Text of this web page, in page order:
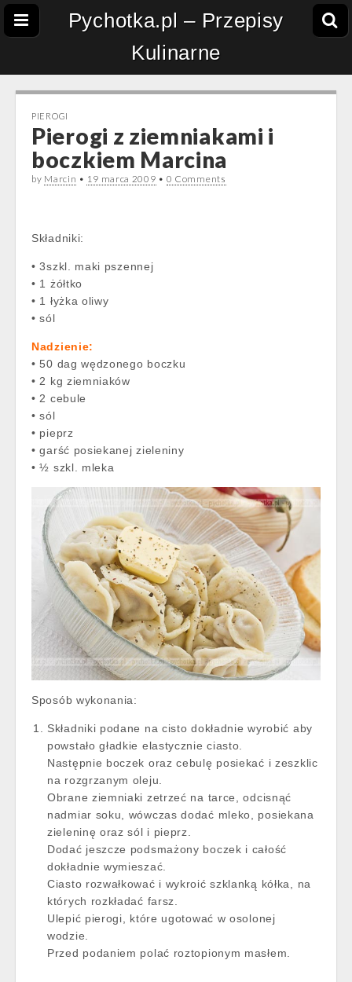
Pychotka.pl – Przepisy
Kulinarne
PIEROGI
Pierogi z ziemniakami i
boczkiem Marcina
by Marcin • 19 marca 2009 • 0 Comments
Składniki:
• 3szkl. maki pszennej
• 1 żółtko
• 1 łyżka oliwy
• sól
Nadzienie:
• 50 dag wędzonego boczku
• 2 kg ziemniaków
• 2 cebule
• sól
• pieprz
• garść posiekanej zieleniny
• ½ szkl. mleka
Sposób wykonania:
Składniki podane na cisto dokładnie wyrobić aby
powstało gładkie elastycznie ciasto.
Następnie boczek oraz cebulę posiekać i zeszklic
na rozgrzanym oleju.
Obrane ziemniaki zetrzeć na tarce, odcisnąć
nadmiar soku, wówczas dodać mleko, posiekana
zieleninę oraz sól i pieprz.
Dodać jeszcze podsmażony boczek i całość
dokładnie wymieszać.
Ciasto rozwałkować i wykroić szklanką kółka, na
których rozkładać farsz.
Ulepić pierogi, które ugotować w osolonej
wodzie.
Przed podaniem polać roztopionym masłem.